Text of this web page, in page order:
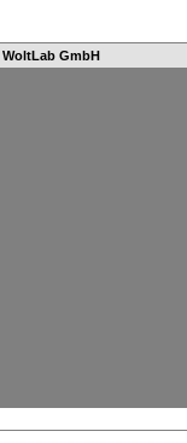
WoltLab GmbH